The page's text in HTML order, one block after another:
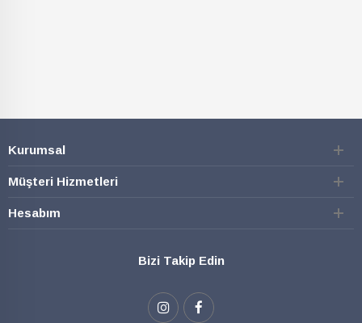
Kurumsal
Müşteri Hizmetleri
Hesabım
Bizi Takip Edin